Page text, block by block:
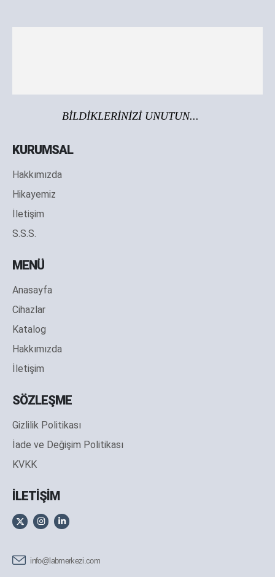
BİLDİKLERİNİZİ UNUTUN...
KURUMSAL
Hakkımızda
Hikayemiz
İletişim
S.S.S.
MENÜ
Anasayfa
Cihazlar
Katalog
Hakkımızda
İletişim
SÖZLEŞME
Gizlilik Politikası
İade ve Değişim Politikası
KVKK
İLETİŞİM
info@labmerkezi.com